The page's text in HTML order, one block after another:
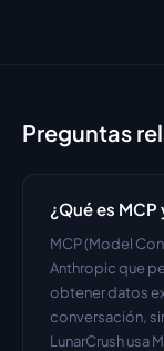
Preguntas
¿Qué es
MCP (Model
Anthropic que
obtener datos
conversación,
LunarCrush usa